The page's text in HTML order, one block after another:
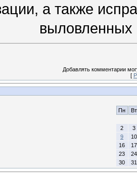
а также
выловленных
Добавлять комментарии
[
Пн Вт
2
3
9
10
16
17
23
24
30
31